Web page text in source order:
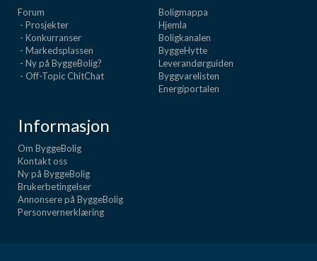
Forum
- Prosjekter
- Konkurranser
- Markedsplassen
- Ny på ByggeBolig?
- Off-Topic ChitChat
Boligmappa
Hjemla
Boligkanalen
ByggeHytte
Leverandørguiden
Byggvarelisten
Energiportalen
Informasjon
Om ByggeBolig
Kontakt oss
Ny på ByggeBolig
Brukerbetingelser
Annonsere på ByggeBolig
Personvernerklæring